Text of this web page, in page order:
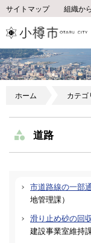
サイトマップ 組織か
ホーム カテゴ
道路
市道路線の一部
地管理課）
滑り止め砂の回
建設事業室維持